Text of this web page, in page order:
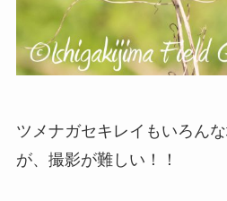
ツメナガセキレイもいろん
が、撮影が難しい！！